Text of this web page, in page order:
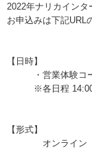
2022年ナリカインタ
お申込みは下記URL
【日時】
・営業体験コー
※各日程 14:00
【形式】
オンライン（